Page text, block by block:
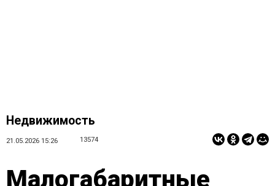
Недвижимость
21.05.2026 15:26 13574
Малогабаритные